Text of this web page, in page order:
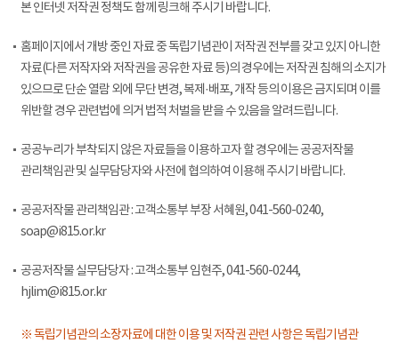
본 인터넷 저작권 정책도 함께 링크해 주시기 바랍니다.
홈페이지에서 개방 중인 자료 중 독립기념관이 저작권 전부를 갖고 있지 아니한
자료(다른 저작자와 저작권을 공유한 자료 등)의 경우에는 저작권 침해의 소지가
있으므로 단순 열람 외에 무단 변경, 복제·배포, 개작 등의 이용은 금지되며 이를
위반할 경우 관련법에 의거 법적 처벌을 받을 수 있음을 알려드립니다.
공공누리가 부착되지 않은 자료들을 이용하고자 할 경우에는 공공저작물
관리책임관 및 실무담당자와 사전에 협의하여 이용해 주시기 바랍니다.
공공저작물 관리책임관 : 고객소통부 부장 서혜원, 041-560-0240,
soap@i815.or.kr
공공저작물 실무담당자 : 고객소통부 임현주, 041-560-0244,
hjlim@i815.or.kr
※ 독립기념관의 소장자료에 대한 이용 및 저작권 관련 사항은 독립기념관